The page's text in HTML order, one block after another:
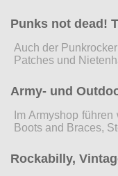
Punks not dead!
Auch der
Patches und
Army- und
Im Armyshop
Boots and Braces,
Rockabilly,